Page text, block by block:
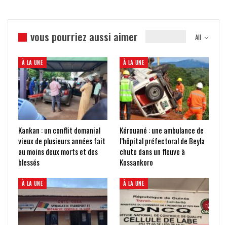
All
vous pourriez aussi aimer
À LA UNE
Kankan : un conflit domanial
vieux de plusieurs années fait
au moins deux morts et des
blessés
À LA UNE
Kérouané : une ambulance de
l’hôpital préfectoral de Beyla
chute dans un fleuve à
Kossankoro
À LA UNE À LA UNE